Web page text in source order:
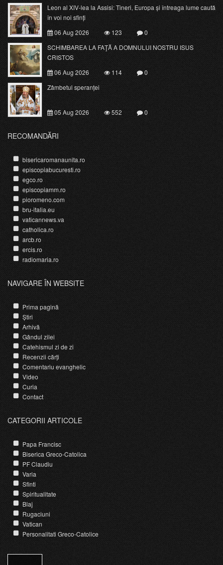
Leon al XIV-lea la Assisi: Tineri, Europa și întreaga lume caută
în voi noi sfinți
06 Aug 2026
123
0
SCHIMBAREA LA FAŢĂ A DOMNULUI NOSTRU ISUS
CRISTOS
06 Aug 2026
114
0
Zâmbetul speranței
05 Aug 2026 552 0
RECOMANDĂRI
bisericaromanaunita.ro
episcopiabucuresti.ro
egco.ro
episcopiamm.ro
pioromeno.com
bru-italia.eu
vaticannews.va
catholica.ro
arcb.ro
ercis.ro
radiomaria.ro
NAVIGARE ÎN WEBSITE
Prima pagină
Știri
Arhivă
Gândul zilei
Catehismul zi de zi
Recenzii cărți
Comentariu evanghelic
Video
Curia
Contact
CATEGORII ARTICOLE
Papa Francisc
Biserica Greco-Catolica
PF Claudiu
Varia
Sfinti
Spiritualitate
Blaj
Rugaciuni
Vatican
Personalitati Greco-Catolice